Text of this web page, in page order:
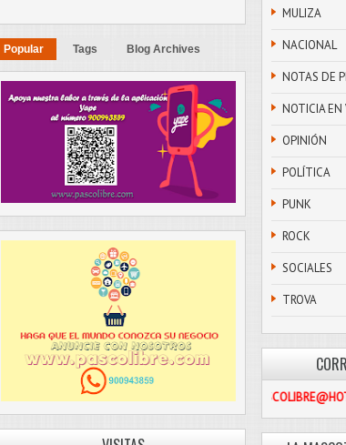
Popular Tags Blog Archives
MULIZA
NACIONAL
NOTAS DE
NOTICIA EN
OPINIÓN
POLÍTICA
PUNK
ROCK
SOCIALES
TROVA